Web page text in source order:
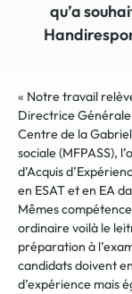
qu’a
« Notre travail
Directrice Générale
Centre de la
sociale (MFPASS),
d’Acquis
en ESAT et en EA
Mêmes
ordinaire voilà le
préparation à
candidats doivent
d’expérience mais